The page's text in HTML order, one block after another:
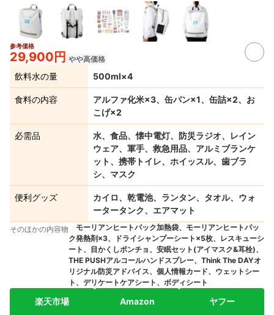
参考価格
29,900円 やや高価格
飲料水の量 500ml×4
食料の内容
アルファ化米×3、缶パン×1、缶詰×2、お
こげ×2
必需品
水、食品、懐中電灯、防災ラジオ、レイン
ウェア、軍手、救急用品、アルミブランケ
ット、携帯トイレ、ホイッスル、歯ブラ
シ、マスク
便利グッズ
カイロ、乾電池、ランタン、タオル、ウォ
ータータンク、エアマット
そのほかの内容物
モーリアンヒートパック加熱袋、モーリアンヒートパッ
ク発熱剤×3、ドライシャンプーシート×5枚、レスキューシ
ート、目かくしポンチョ、安眠セット(アイマスク&耳栓)、
THE PUSHアルコールハンドスプレー、Think The DAYオ
リジナル防災アドバイス、個人情報カード、ウェットシー
ト、デリケートケアシート、ボディシート
楽天市場 Amazon ヤフー